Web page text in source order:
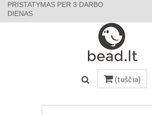
PRISTATYMAS PER 3 DARBO
DIENAS
(tuščia)